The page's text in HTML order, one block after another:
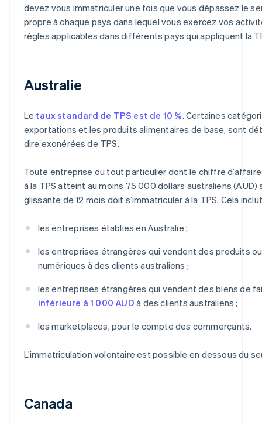
devez vous immatriculer une fois que vous dépassez le
propre à chaque pays dans lequel vous exercez vos
règles applicables dans différents pays qui appliquent la
Australie
Le taux standard de TPS est de 10 %. Certaines
exportations et les produits alimentaires de base, sont
dire exonérées de TPS.
Toute entreprise ou tout particulier dont le chiffre
à la TPS atteint au moins 75 000 dollars australiens (AUD)
glissante de 12 mois doit s’immatriculer à la TPS. Cela
les entreprises établies en Australie ;
les entreprises étrangères qui vendent des produits
numériques à des clients australiens ;
les entreprises étrangères qui vendent des biens de
inférieure à 1 000 AUD à des clients australiens ;
les marketplaces, pour le compte des commerçants.
L’immatriculation volontaire est possible en dessous du
Canada